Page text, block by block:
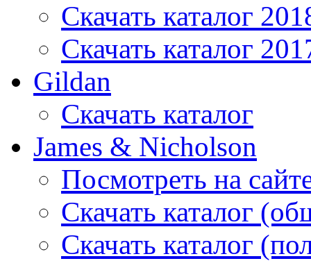
Скачать каталог
Скачать каталог
Gildan
Скачать каталог
James & Nicholson
Посмотреть на
Скачать каталог
Скачать каталог